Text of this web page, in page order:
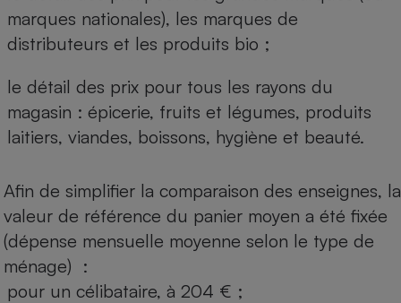
marques nationales), les marques de
distributeurs et les produits bio ;
le détail des prix pour tous les rayons du
magasin : épicerie, fruits et légumes, produits
laitiers, viandes, boissons, hygiène et beauté.
Afin de simplifier la comparaison des enseignes, la
valeur de référence du panier moyen a été fixée
(dépense mensuelle moyenne selon le type de
ménage) :
pour un célibataire, à 204 € ;